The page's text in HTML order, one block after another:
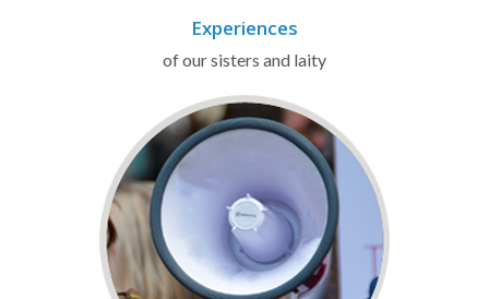
Experiences
of our sisters and laity